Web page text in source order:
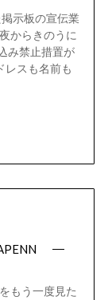
示板の宣伝業
からきのうに
み禁止措置が
レスも名前も
もう一度見た